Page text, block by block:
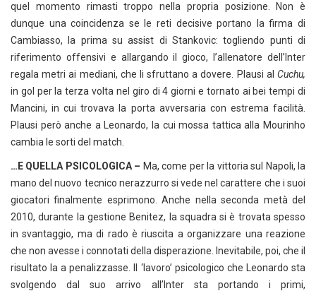
quel momento rimasti troppo nella propria posizione. Non è
dunque una coincidenza se le reti decisive portano la firma di
Cambiasso, la prima su assist di Stankovic: togliendo punti di
riferimento offensivi e allargando il gioco, l’allenatore dell’Inter
regala metri ai mediani, che li sfruttano a dovere. Plausi al Cuchu,
in gol per la terza volta nel giro di 4 giorni e tornato ai bei tempi di
Mancini, in cui trovava la porta avversaria con estrema facilità.
Plausi però anche a Leonardo, la cui mossa tattica alla Mourinho
cambia le sorti del match.
…E QUELLA PSICOLOGICA – Ma, come per la vittoria sul Napoli, la
mano del nuovo tecnico nerazzurro si vede nel carattere che i suoi
giocatori finalmente esprimono. Anche nella seconda metà del
2010, durante la gestione Benitez, la squadra si è trovata spesso
in svantaggio, ma di rado è riuscita a organizzare una reazione
che non avesse i connotati della disperazione. Inevitabile, poi, che il
risultato la a penalizzasse. Il ‘lavoro’ psicologico che Leonardo sta
svolgendo dal suo arrivo all’Inter sta portando i primi,